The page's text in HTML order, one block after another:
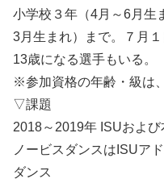
小学校３年（4月～6月生
3月生まれ）まで。７月
13歳になる選手もいる。
※参加資格の年齢・級は
▽課題
2018～2019年 ISUおよ
ノービスダンスはISUア
ダンス